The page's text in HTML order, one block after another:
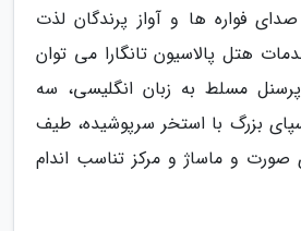
فواره ها و آواز پرندگان لذت
هتل پالاسیون تانگارا می توان
مسلط به زبان انگلیسی، سه
بزرگ با استخر سرپوشیده، طیف
و ماساژ و مرکز تناسب اندام